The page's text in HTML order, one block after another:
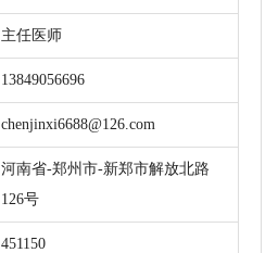
主任医师
13849056696
chenjinxi6688@126.com
河南省-郑州市-新郑市解放北路
126号
451150